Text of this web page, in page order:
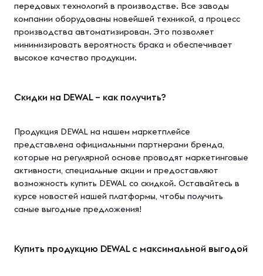
передовых технологий в производстве. Все заводы
компании оборудованы новейшей техникой, а процесс
производства автоматизирован. Это позволяет
минимизировать вероятность брака и обеспечивает
высокое качество продукции.
Скидки на DEWAL – как получить?
Продукция DEWAL на нашем маркетплейсе
представлена официальными партнерами бренда,
которые на регулярной основе проводят маркетинговые
активности, специальные акции и предоставляют
возможность купить DEWAL со скидкой. Оставайтесь в
курсе новостей нашей платформы, чтобы получить
самые выгодные предложения!
Купить продукцию DEWAL с максимальной выгодой